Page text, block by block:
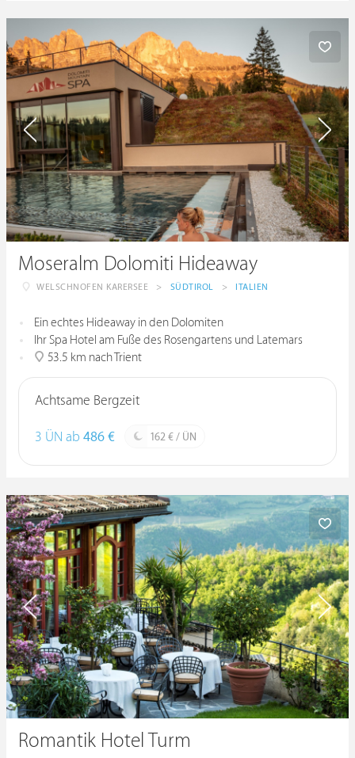
Moseralm Dolomiti Hideaway
WELSCHNOFEN KARERSEE > SÜDTIROL > ITALIEN
Ein echtes Hideaway in den Dolomiten
Ihr Spa Hotel am Fuße des Rosengartens und Latemars
53.5 km nach Trient
Achtsame Bergzeit
3 ÜN ab 486 € 162 € / ÜN
Romantik Hotel Turm